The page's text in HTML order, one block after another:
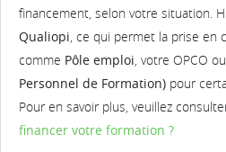
financement, selon votre situation.
Qualiopi, ce qui permet la prise en
comme Pôle emploi, votre OPCO
Personnel de Formation) pour
Pour en savoir plus, veuillez
financer votre formation ?